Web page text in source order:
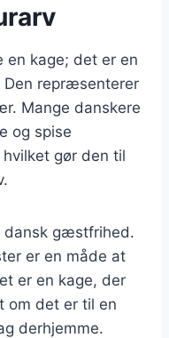
en kage; det er en
Den repræsenterer
Mange danskere
og spise
gør den til
dansk gæstfrihed.
er en måde at
er en kage, der
om det er til en
derhjemme.